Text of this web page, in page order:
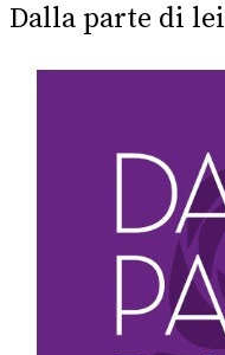
Dalla parte di lei